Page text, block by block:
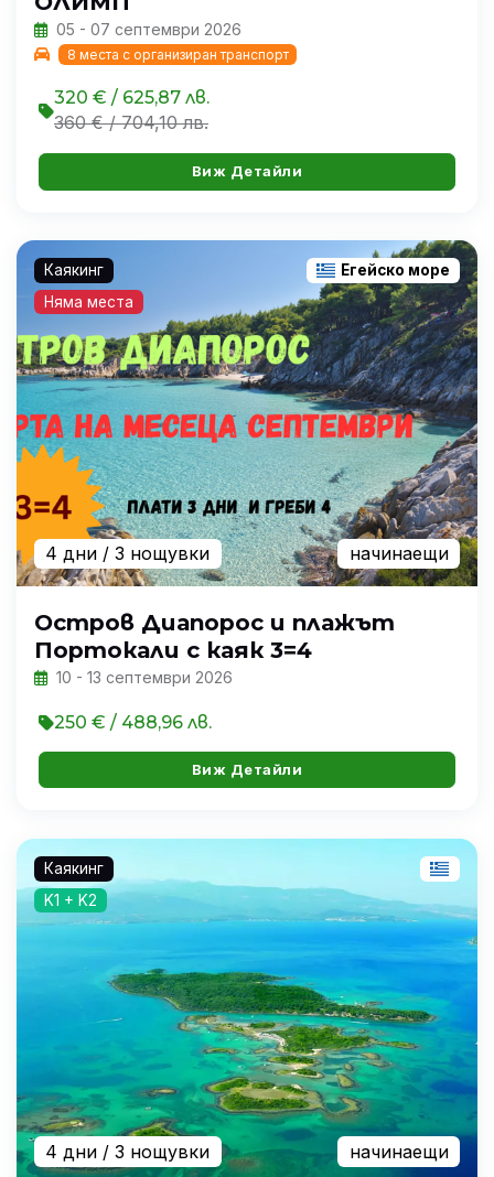
05 - 07 септември 2026
8 места с организиран транспорт
320 € / 625,87 лв.
360 € / 704,10 лв.
Виж Детайли
Каякинг
Егейско море
Няма места
4 дни / 3 нощувки начинаещи
Остров Диапорос и плажът
Портокали с каяк 3=4
10 - 13 септември 2026
250 € / 488,96 лв.
Виж Детайли
Каякинг
K1 + K2
4 дни / 3 нощувки начинаещи